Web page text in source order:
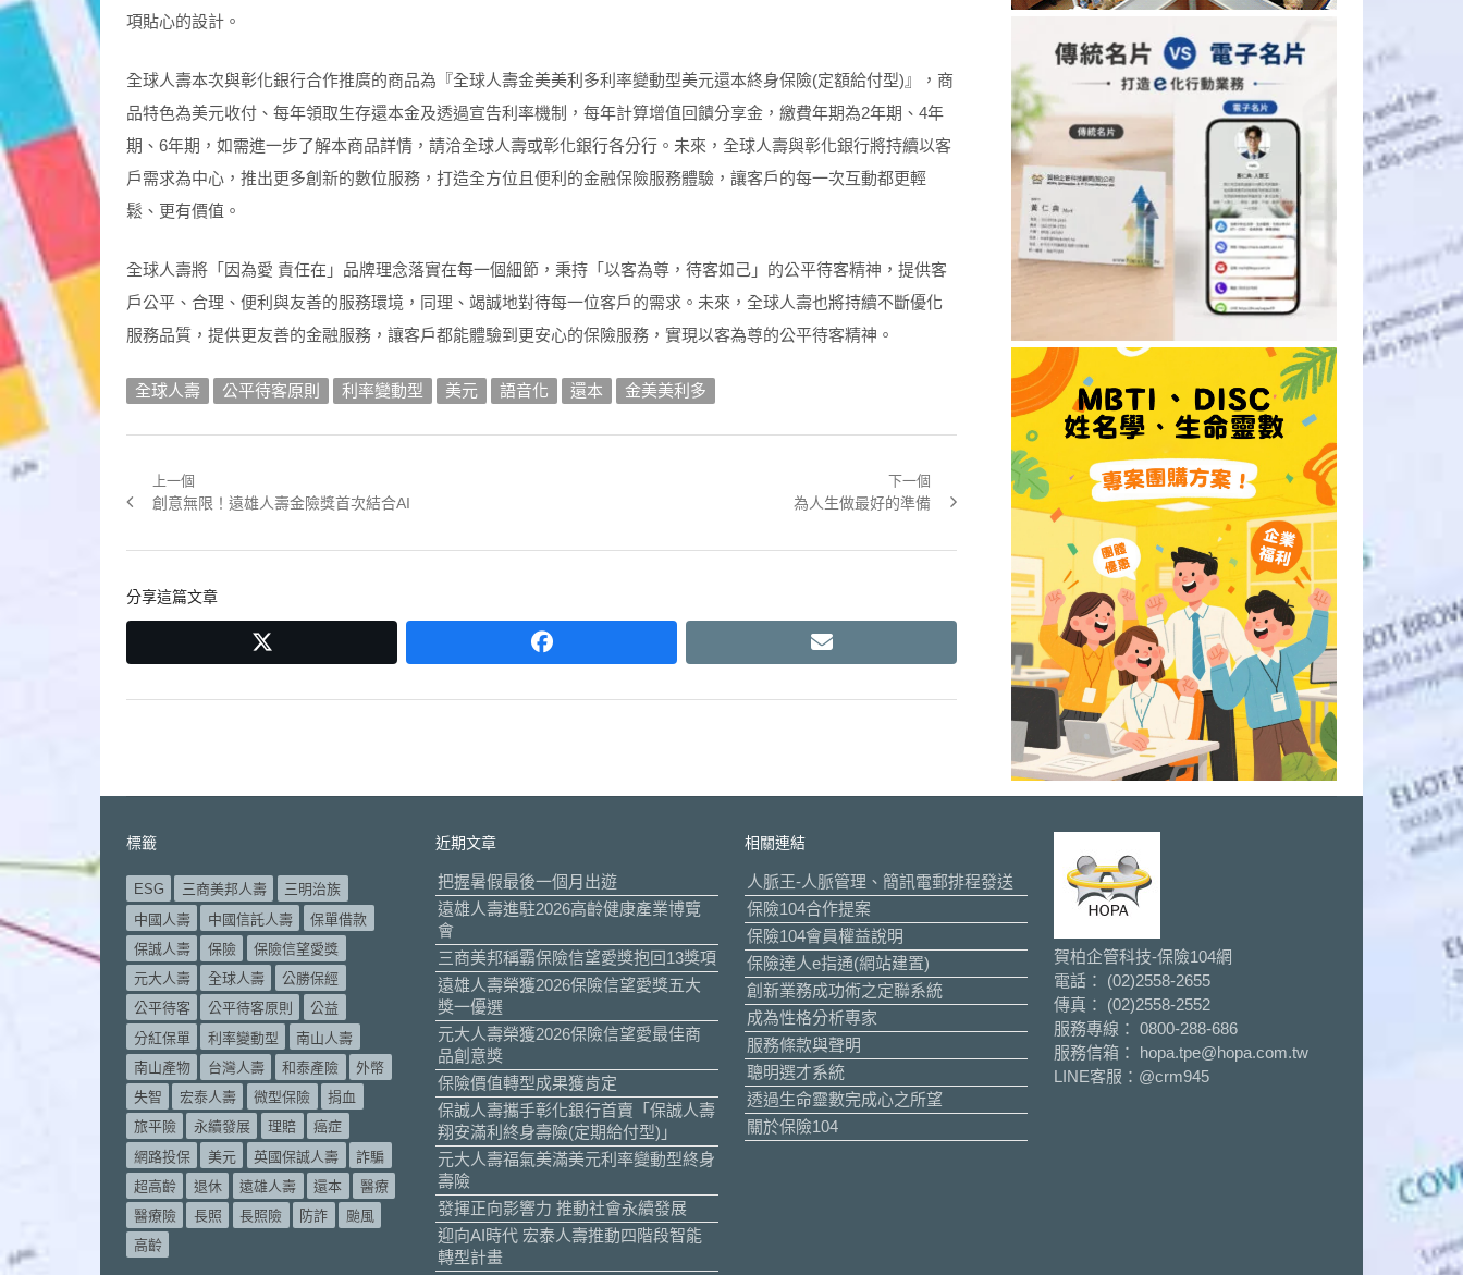
項貼心的設計。
全球人壽本次與彰化銀行合作推廣的商品為『全球人壽金美美利多利率變動型美元還本終身保險(定額給付型)』，商
品特色為美元收付、每年領取生存還本金及透過宣告利率機制，每年計算增值回饋分享金，繳費年期為2年期、4年
期、6年期，如需進一步了解本商品詳情，請洽全球人壽或彰化銀行各分行。未來，全球人壽與彰化銀行將持續以客
戶需求為中心，推出更多創新的數位服務，打造全方位且便利的金融保險服務體驗，讓客戶的每一次互動都更輕
鬆、更有價值。
全球人壽將「因為愛 責任在」品牌理念落實在每一個細節，秉持「以客為尊，待客如己」的公平待客精神，提供客
戶公平、合理、便利與友善的服務環境，同理、竭誠地對待每一位客戶的需求。未來，全球人壽也將持續不斷優化
服務品質，提供更友善的金融服務，讓客戶都能體驗到更安心的保險服務，實現以客為尊的公平待客精神。
全球人壽 公平待客原則 利率變動型 美元 語音化 還本 金美美利多
覽
上一個
Previous
創意無限！遠雄人壽金險獎首次結合AI
下一個
Next
為人生做最好的準備
分享這篇文章
facebook email
標籤
ESG 三商美邦人壽
三明治族
中國人壽
中國信託人壽
保單借款
保誠人壽
保險
保險信望愛獎
元大人壽
全球人壽
公勝保經
公平待客
公平待客原則
公益
分紅保單
利率變動型
南山人壽
南山產物
台灣人壽 和泰產險
外幣
失智
宏泰人壽 微型保險
捐血
旅平險
永續發展 理賠
癌症
網路投保
美元 英國保誠人壽
詐騙
超高齡
退休 遠雄人壽 還本
醫療
醫療險
長照 長照險 防詐
颱風
高齡
近期文章
把握暑假最後一個月出遊
遠雄人壽進駐2026高齡健康產業博覽
會
三商美邦稱霸保險信望愛獎抱回13獎項
遠雄人壽榮獲2026保險信望愛獎五大
獎一優選
元大人壽榮獲2026保險信望愛最佳商
品創意獎
保險價值轉型成果獲肯定
保誠人壽攜手彰化銀行首賣「保誠人壽
翔安滿利終身壽險(定期給付型)」
元大人壽福氣美滿美元利率變動型終身
壽險
發揮正向影響力 推動社會永續發展
迎向AI時代 宏泰人壽推動四階段智能
轉型計畫
相關連結
人脈王-人脈管理、簡訊電郵排程發送
保險104合作提案
保險104會員權益說明
保險達人e指通(網站建置)
創新業務成功術之定聯系統
成為性格分析專家
服務條款與聲明
聰明選才系統
透過生命靈數完成心之所望
關於保險104
賀柏企管科技-保險104網
電話： (02)2558-2655
傳真： (02)2558-2552
服務專線： 0800-288-686
服務信箱： hopa.tpe@hopa.com.tw
LINE客服： @crm945